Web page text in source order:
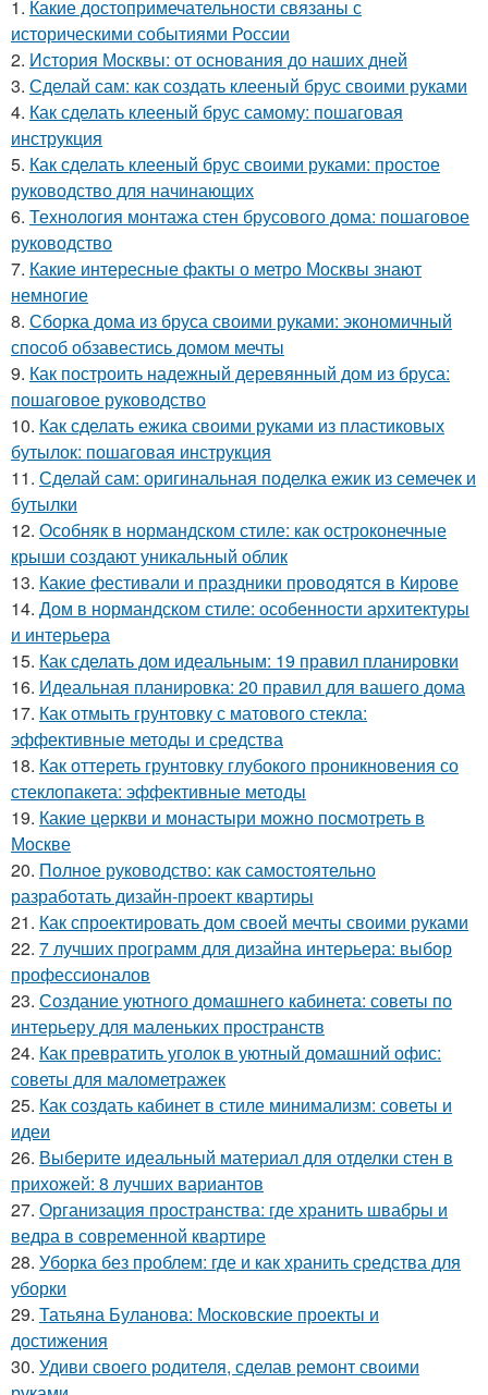
1. Какие достопримечательности связаны с
историческими событиями России
2. История Москвы: от основания до наших дней
3. Сделай сам: как создать клееный брус своими руками
4. Как сделать клееный брус самому: пошаговая
инструкция
5. Как сделать клееный брус своими руками: простое
руководство для начинающих
6. Технология монтажа стен брусового дома: пошаговое
руководство
7. Какие интересные факты о метро Москвы знают
немногие
8. Сборка дома из бруса своими руками: экономичный
способ обзавестись домом мечты
9. Как построить надежный деревянный дом из бруса:
пошаговое руководство
10. Как сделать ежика своими руками из пластиковых
бутылок: пошаговая инструкция
11. Сделай сам: оригинальная поделка ежик из семечек и
бутылки
12. Особняк в нормандском стиле: как остроконечные
крыши создают уникальный облик
13. Какие фестивали и праздники проводятся в Кирове
14. Дом в нормандском стиле: особенности архитектуры
и интерьера
15. Как сделать дом идеальным: 19 правил планировки
16. Идеальная планировка: 20 правил для вашего дома
17. Как отмыть грунтовку с матового стекла:
эффективные методы и средства
18. Как оттереть грунтовку глубокого проникновения со
стеклопакета: эффективные методы
19. Какие церкви и монастыри можно посмотреть в
Москве
20. Полное руководство: как самостоятельно
разработать дизайн-проект квартиры
21. Как спроектировать дом своей мечты своими руками
22. 7 лучших программ для дизайна интерьера: выбор
профессионалов
23. Создание уютного домашнего кабинета: советы по
интерьеру для маленьких пространств
24. Как превратить уголок в уютный домашний офис:
советы для малометражек
25. Как создать кабинет в стиле минимализм: советы и
идеи
26. Выберите идеальный материал для отделки стен в
прихожей: 8 лучших вариантов
27. Организация пространства: где хранить швабры и
ведра в современной квартире
28. Уборка без проблем: где и как хранить средства для
уборки
29. Татьяна Буланова: Московские проекты и
достижения
30. Удиви своего родителя, сделав ремонт своими